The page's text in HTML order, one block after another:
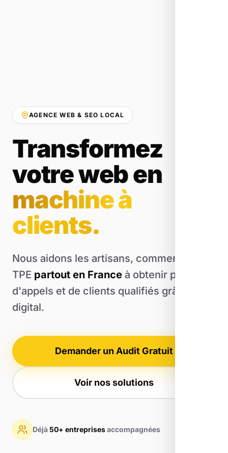
AGENCE WEB & SEO LOCAL
Transformez
votre web en
machine à
clients.
Nous aidons les artisans, commerçants et
TPE partout en France à obtenir plus
d'appels et de clients qualifiés grâce au
digital.
Demander un Audit Gratuit
Voir nos solutions
Déjà50+ entreprisesaccompagnées